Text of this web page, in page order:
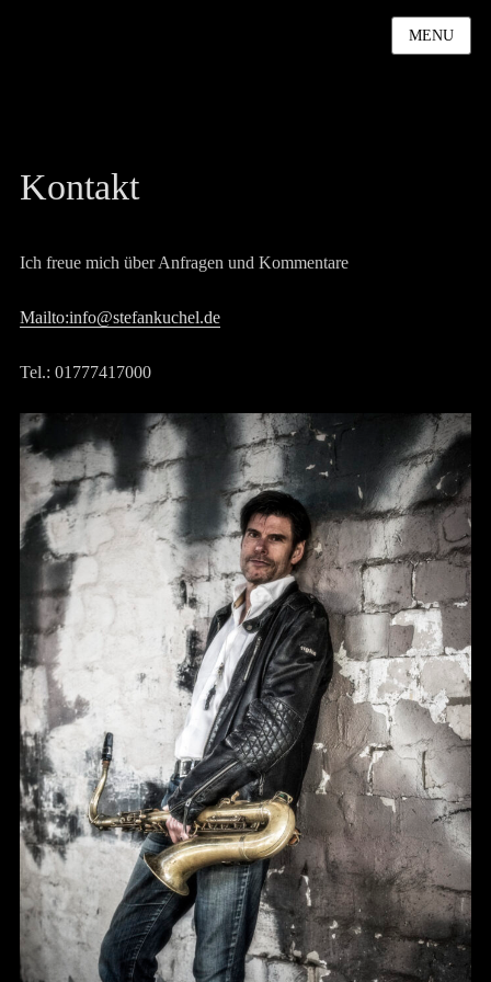
MENU
Kontakt
Ich freue mich über Anfragen und Kommentare
Mailto:info@stefankuchel.de
Tel.: 01777417000